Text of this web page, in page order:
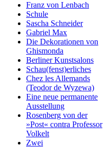
Franz von Lenbach
Schule
Sascha Schneider
Gabriel Max
Die Dekorationen von
Ghismonda
Berliner Kunstsalons
Schau(fenst)erliches
Chez les Allemands
(Teodor de Wyzewa)
Eine neue permanente
Ausstellung
Rosenberg von der
»Post« contra Professor
Volkelt
Zwei